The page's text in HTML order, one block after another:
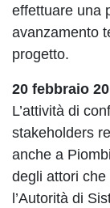
effettuare una
avanzamento
progetto.
20 febbraio
L’attività di
stakeholders
anche a
degli attori
l’Autorità di